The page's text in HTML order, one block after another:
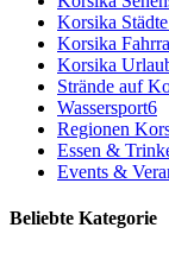
Korsika Städte
Korsika
Korsika
Strände auf
Wassersport6
Regionen
Essen &
Events &
Beliebte Kategorie